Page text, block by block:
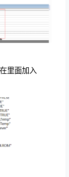
里面加入